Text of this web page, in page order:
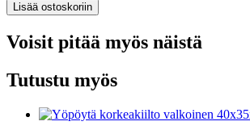
Lisää ostoskoriin
Voisit pitää myös näistä
Tutustu myös